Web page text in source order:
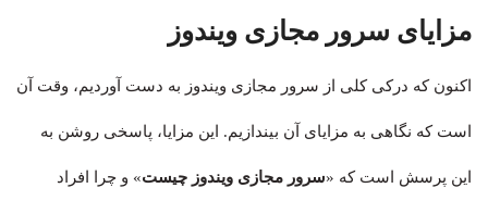
مزایای سرور مجازی ویندوز
اکنون که درکی کلی از سرور مجازی ویندوز به دست آوردیم، وقت آن
است که نگاهی به مزایای آن بیندازیم. این مزایا، پاسخی روشن به
این پرسش است که «سرور مجازی ویندوز چیست» و چرا افراد